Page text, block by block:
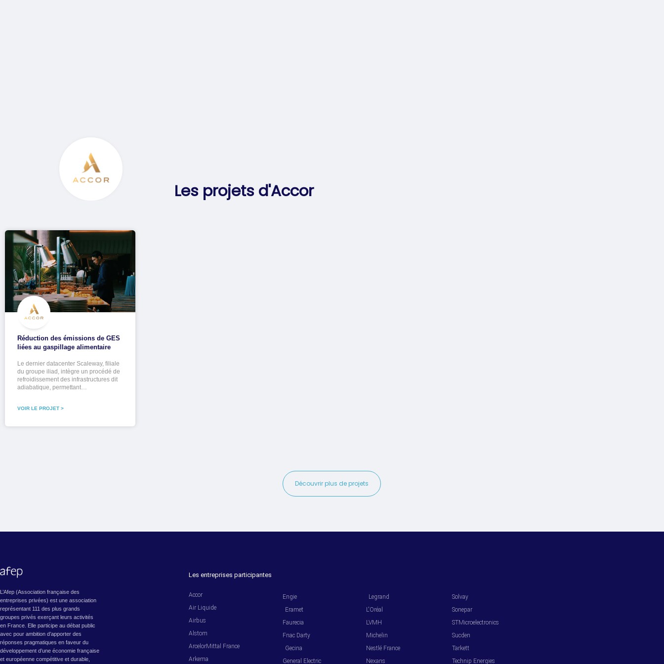
Les projets d'Accor
Réduction des émissions de GES
liées au gaspillage alimentaire
Le dernier datacenter Scaleway, filiale
du groupe iliad, intègre un procédé de
refroidissement des infrastructures dit
adiabatique, permettant…
VOIR LE PROJET >
Découvrir plus de projets
L’Afep (Association française des
entreprises privées) est une association
représentant 111 des plus grands
groupes privés exerçant leurs activités
en France. Elle participe au débat public
avec pour ambition d’apporter des
réponses pragmatiques en faveur du
développement d’une économie française
et européenne compétitive et durable,
Les entreprises participantes
Accor
Air Liquide
Airbus
Alstom
ArcelorMittal France
Arkema
Engie
Eramet
Faurecia
Fnac Darty
Gecina
General Electric
Legrand
L'Oréal
LVMH
Michelin
Nestlé France
Nexans
Solvay
Sonepar
STMicroelectronics
Sucden
Tarkett
Technip Energies